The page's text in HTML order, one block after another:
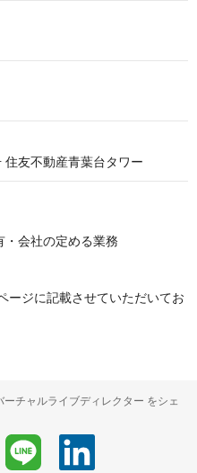
友不動産青葉台タワー
・会社の定める業務
ージに記載させていただいてお
チャルライブディレクター をシェ